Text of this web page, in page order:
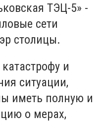
ТЭЦ-5» -
сети
столицы.
и
ситуации,
иметь полную и
о мерах,